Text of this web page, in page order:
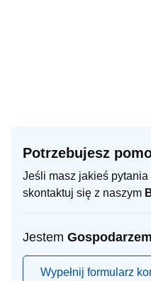
Potrzebujesz
Jeśli masz jakieś
skontaktuj się z naszym
Jestem Gospodarzem
Wypełnij formularz